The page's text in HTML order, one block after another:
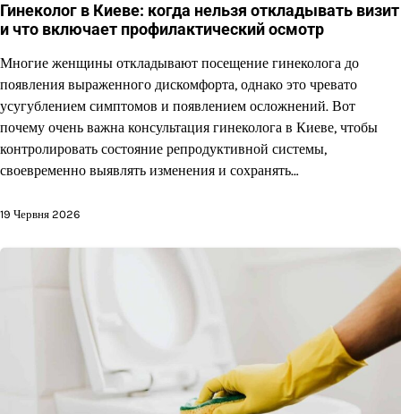
Гинеколог в Киеве: когда нельзя откладывать визит
и что включает профилактический осмотр
Многие женщины откладывают посещение гинеколога до
появления выраженного дискомфорта, однако это чревато
усугублением симптомов и появлением осложнений. Вот
почему очень важна консультация гинеколога в Киеве, чтобы
контролировать состояние репродуктивной системы,
своевременно выявлять изменения и сохранять…
19 Червня 2026